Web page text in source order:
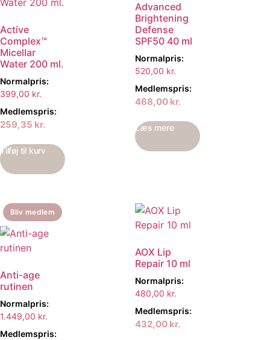
Active
Complex™
Micellar
Water 200 ml.
Normalpris:
399,00 kr.
Medlemspris:
259,35 kr.
Tilføj til kurv
Advanced
Brightening
Defense
SPF50 40 ml
Normalpris:
520,00 kr.
Medlemspris:
468,00 kr.
Læs mere
Bliv medlem
Anti-age
rutinen
Normalpris:
1.449,00 kr.
Medlemspris:
AOX Lip
Repair 10 ml
Normalpris:
480,00 kr.
Medlemspris:
432,00 kr.